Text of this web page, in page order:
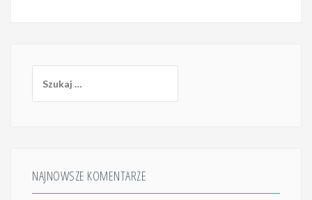
NAJNOWSZE KOMENTARZE